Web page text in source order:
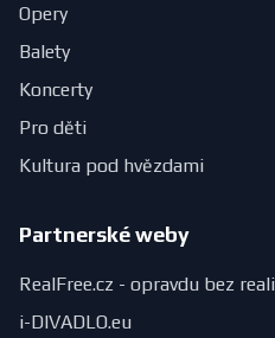
Opery
Balety
Koncerty
Pro děti
Kultura pod hvězdami
Partnerské weby
RealFree.cz - opravdu bez
i-DIVADLO.eu